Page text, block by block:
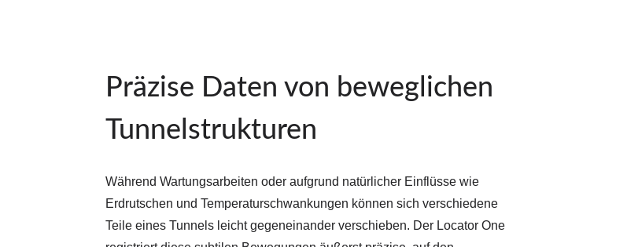
Präzise Daten von beweglichen
Tunnelstrukturen
Während Wartungsarbeiten oder aufgrund natürlicher Einflüsse wie
Erdrutschen und Temperaturschwankungen können sich verschiedene
Teile eines Tunnels leicht gegeneinander verschieben. Der Locator One